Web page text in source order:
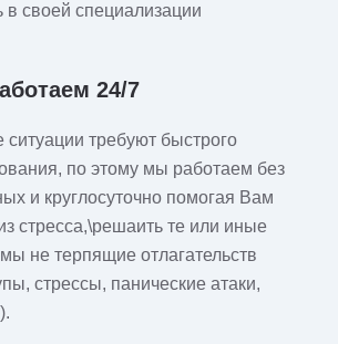
в своей специализации
24/7
ситуации требуют быстрого
по этому мы работаем без
и круглосуточно помогая Вам
стресса,\решаить те или иные
не терпящие отлагательств
стрессы, панические атаки,